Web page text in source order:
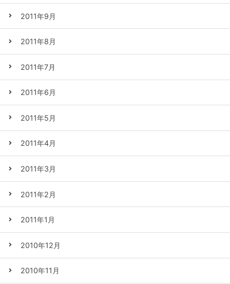
2011年9月
2011年8月
2011年7月
2011年6月
2011年5月
2011年4月
2011年3月
2011年2月
2011年1月
2010年12月
2010年11月